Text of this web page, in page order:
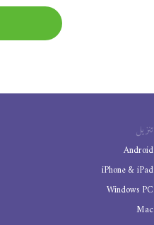
تنزيل
Android
iPhone & iPad
Windows PC
Mac